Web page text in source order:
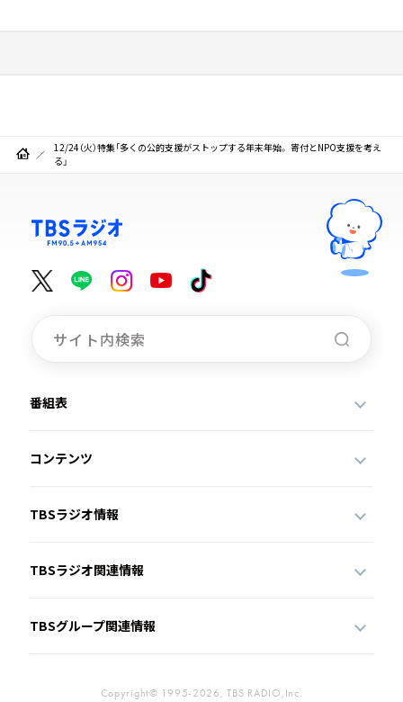
12/24（火）特集「多くの公的支援がストップする年末年始。 寄付とNPO支援を考え
る」
番組表
コンテンツ
TBSラジオ情報
TBSラジオ関連情報
TBSグループ関連情報
Copyright© 1995-2026, TBS RADIO,Inc.